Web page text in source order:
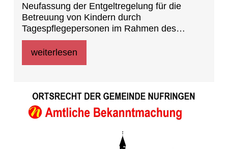
Neufassung der Entgeltregelung für die
Betreuung von Kindern durch
Tagespflegepersonen im Rahmen des
Modells TAKKI Nufringen vom 21.07.2025
weiterlesen